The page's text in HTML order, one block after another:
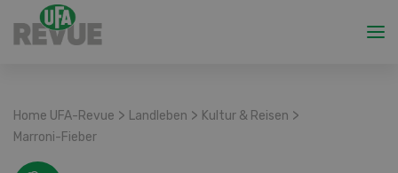
Home UFA-Revue > Landleben > Kultur & Reisen >
Marroni-Fieber